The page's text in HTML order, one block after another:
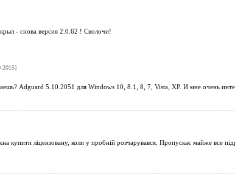
- снова версия 2.0.62 ! Сволочи!
2015]
Adguard 5.10.2051 для Windows 10, 8.1, 8, 7, Vista, XP. И мне очень
ліцензовану, коли у пробній розчарувався. Пропускає майже все